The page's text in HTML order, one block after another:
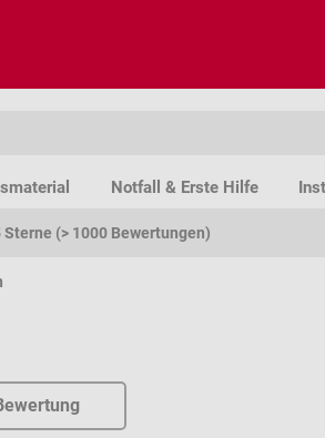
Notfall & Erste Hilfe
Sterne (> 1000 Bewertungen)